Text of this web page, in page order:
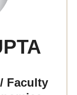
Faculty